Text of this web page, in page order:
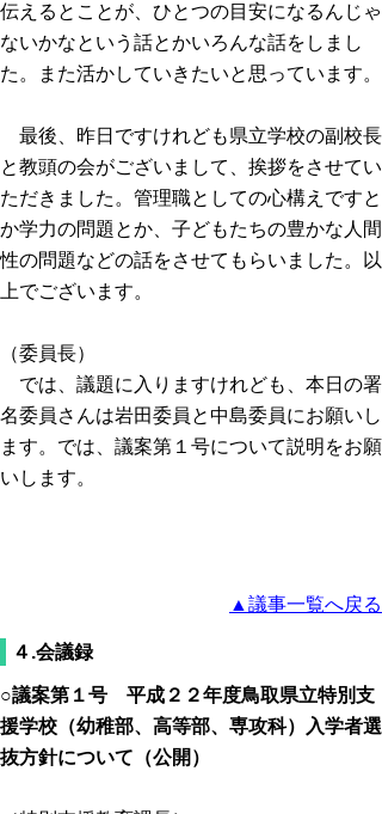
伝えるとことが、ひとつの目安になるんじゃ
ないかなという話とかいろんな話をしまし
た。また活かしていきたいと思っています。
最後、昨日ですけれども県立学校の副校長
と教頭の会がございまして、挨拶をさせてい
ただきました。管理職としての心構えですと
か学力の問題とか、子どもたちの豊かな人間
性の問題などの話をさせてもらいました。以
上でございます。
（委員長）
では、議題に入りますけれども、本日の署
名委員さんは岩田委員と中島委員にお願いし
ます。では、議案第１号について説明をお願
いします。
▲議事一覧へ戻る
４.会議録
○議案第１号 平成２２年度鳥取県立特別支
援学校（幼稚部、高等部、専攻科）入学者選
抜方針について（公開）